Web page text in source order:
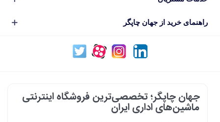
راهنمای خرید از جهان چاپگر
جهان چاپگر؛ تخصصی‌ترین فروشگاه اینترنتی
ماشین‌های اداری ایران